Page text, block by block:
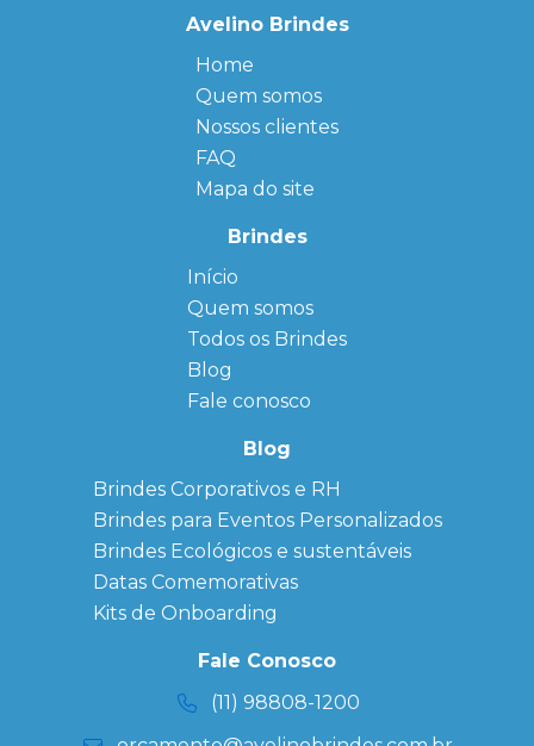
Avelino Brindes
Home
Quem somos
Nossos clientes
FAQ
Mapa do site
Brindes
Início
Quem somos
← Back
FAQ
Sitemap
Todos os Brindes
← Back
Agendas
Personalizadas
Personalizado
personalizados
Brindes
Corporativos
Copos Térmicos
Personalizados
Datas Especiais
Ecobag
Personalizada
Kits
Blog
Fale conosco
Blog
Brindes Corporativos e RH
Brindes para Eventos Personalizados
Brindes Ecológicos e sustentáveis
Datas Comemorativas
Kits de Onboarding
Fale Conosco
(11) 98808-1200